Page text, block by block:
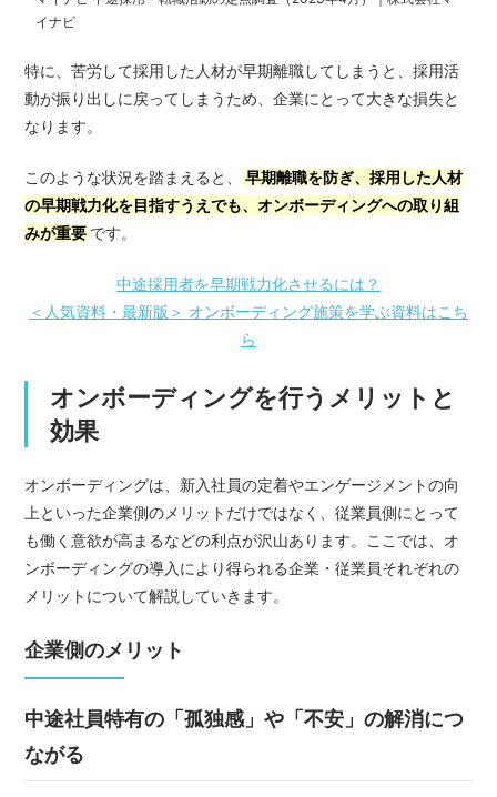
イナビ
特に、苦労して採用した人材が早期離職してしまうと、採用活
動が振り出しに戻ってしまうため、企業にとって大きな損失と
なります。
このような状況を踏まえると、
早期離職を防ぎ、採用した人材
の早期戦力化を目指すうえでも、オンボーディングへの取り組
みが重要 です。
中途採用者を早期戦力化させるには？
＜人気資料・最新版＞ オンボーディング施策を学ぶ資料はこち
ら
オンボーディングを行うメリットと
効果
オンボーディングは、新入社員の定着やエンゲージメントの向
上といった企業側のメリットだけではなく、従業員側にとって
も働く意欲が高まるなどの利点が沢山あります。ここでは、オ
ンボーディングの導入により得られる企業・従業員それぞれの
メリットについて解説していきます。
企業側のメリット
中途社員特有の「孤独感」や「不安」の解消につ
ながる